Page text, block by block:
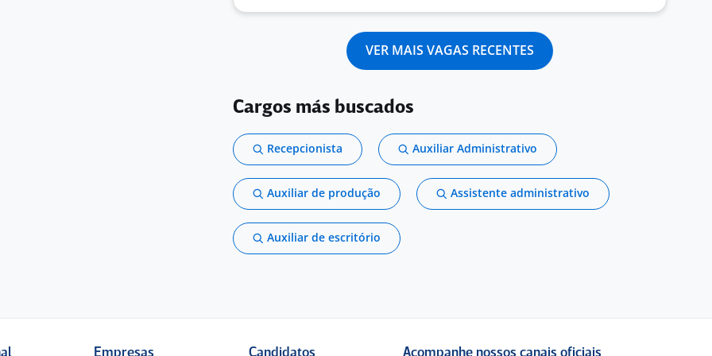
VER MAIS VAGAS RECENTES
Cargos más buscados
Recepcionista Auxiliar Administrativo
Auxiliar de produção Assistente administrativo
Auxiliar de escritório
Empresas Candidatos Acompanhe nossos canais oficiais